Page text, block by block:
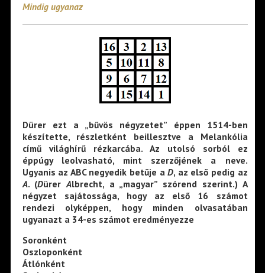
Mindig ugyanaz
Dürer ezt a „bűvös négyzetet” éppen 1514-ben
készítette, részletként beillesztve a Melankólia
című világhírű rézkarcába. Az utolsó sorból ez
éppúgy leolvasható, mint szerzőjének a neve.
Ugyanis az ABC negyedik betűje aD, az első pedig az
A. (Dürer Albrecht, a „magyar” szórend szerint.) A
négyzet sajátossága, hogy az első 16 számot
rendezi olyképpen, hogy minden olvasatában
ugyanazt a 34-es számot eredményezze
Soronként
Oszloponként
Átlónként